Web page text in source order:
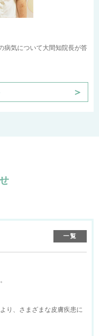
病気について大間知院長が答
＞
一覧
り、さまざまな皮膚疾患に